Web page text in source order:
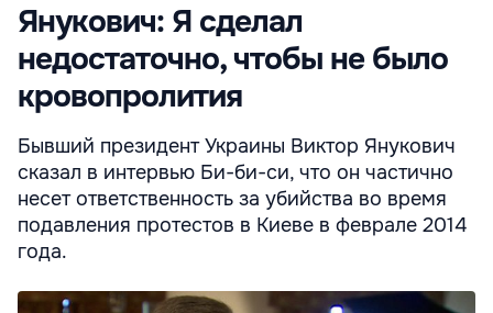
Янукович: Я сделал
недостаточно, чтобы не было
кровопролития
Бывший президент Украины Виктор Янукович
сказал в интервью Би-би-си, что он частично
несет ответственность за убийства во время
подавления протестов в Киеве в феврале 2014
года.